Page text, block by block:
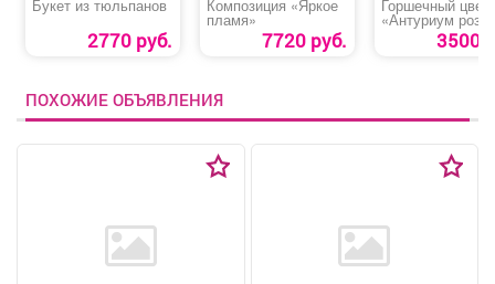
Букет из тюльпанов
2770 руб.
Композиция «Яркое
пламя»
7720 руб.
Горшечный
«Антуриум
3500
ПОХОЖИЕ ОБЪЯВЛЕНИЯ